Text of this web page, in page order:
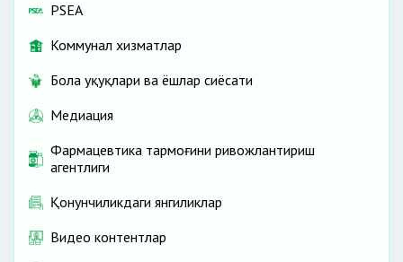
PSEA
Коммунал хизматлар
Бола ҳуқуқлари ва ёшлар сиёсати
Медиация
Фармацевтика тармоғини ривожлантириш
агентлиги
Қонунчиликдаги янгиликлар
Видео контентлар